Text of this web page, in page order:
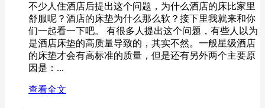
不少人住酒店后提出这个问题，为什么酒店的床比家里
舒服呢？酒店的床垫为什么那么软？接下里我就来和你
们一起看一下吧。 有很多人提出这个问题，有些人以为
是酒店床垫的高质量导致的，其实不然。一般星级酒店
的床垫才会有高标准的质量，但是还有另外两个主要原
因是：...
查看全文